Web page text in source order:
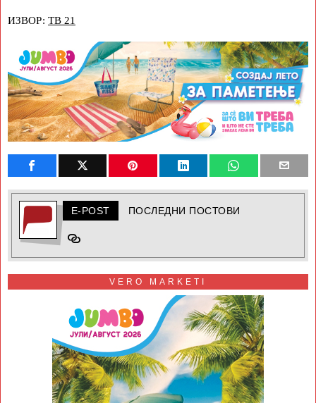
ИЗВОР: ТВ 21
E-POST ПОСЛЕДНИ ПОСТОВИ
VERO MARKETI